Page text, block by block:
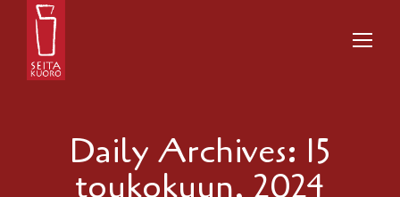
Daily Archives: 15
toukokuun, 2024